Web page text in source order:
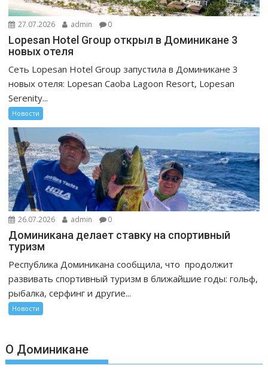
27.07.2026 admin 0
Lopesan Hotel Group открыл в Доминикане 3
новых отеля
Сеть Lopesan Hotel Group запустила в Доминикане 3
новых отеля: Lopesan Caoba Lagoon Resort, Lopesan
Serenity...
Новости
26.07.2026 admin 0
Доминикана делает ставку на спортивный
туризм
Республика Доминикана сообщила, что продолжит
развивать спортивный туризм в ближайшие годы: гольф,
рыбалка, серфинг и другие...
Новости
О Доминикане